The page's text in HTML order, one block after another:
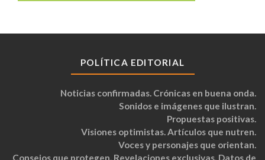
POLÍTICA EDITORIAL
Noticias confirmadas. Crónicas en buena onda.
Sonidos e imágenes que ilustran.
Propuestas positivas.
Visiones optimistas. Artículos que nutren.
Voces y personajes que orientan.
Consejos que protegen. Revelaciones exclusivas. Datos de